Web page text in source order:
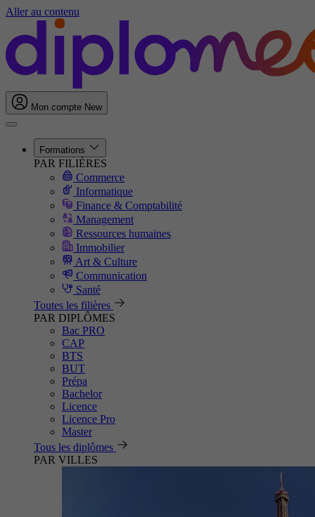
Aller au contenu
Mon compte New
Formations
PAR FILIÈRES
Commerce
Informatique
Finance & Comptabilité
Management
Ressources humaines
Immobilier
Art & Culture
Communication
Santé
Toutes les filières
PAR DIPLÔMES
Bac PRO
CAP
BTS
BUT
Prépa
Bachelor
Licence
Licence Pro
Master
Tous les diplômes
PAR VILLES